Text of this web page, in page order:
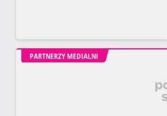
PARTNERZY MEDIALNI